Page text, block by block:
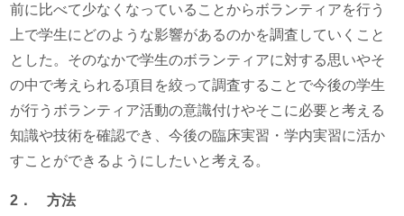
前に比べて少なくなっていることからボランティアを行う
上で学生にどのような影響があるのかを調査していくこと
とした。そのなかで学生のボランティアに対する思いやそ
の中で考えられる項目を絞って調査することで今後の学生
が行うボランティア活動の意識付けやそこに必要と考える
知識や技術を確認でき、今後の臨床実習・学内実習に活か
すことができるようにしたいと考える。
2 ． 方法